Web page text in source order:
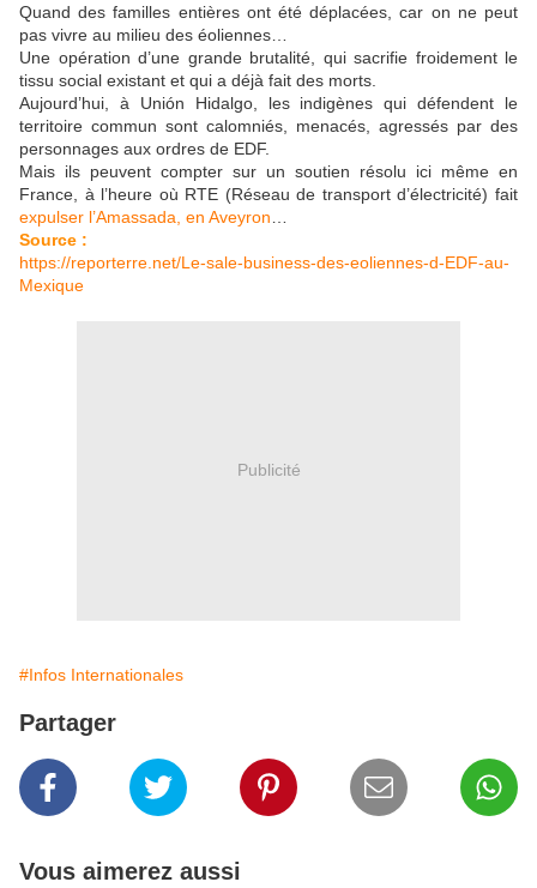
Quand des familles entières ont été déplacées, car on ne peut
pas vivre au milieu des éoliennes…
Une opération d’une grande brutalité, qui sacrifie froidement le
tissu social existant et qui a déjà fait des morts.
Aujourd’hui, à Unión Hidalgo, les indigènes qui défendent le
territoire commun sont calomniés, menacés, agressés par des
personnages aux ordres de EDF.
Mais ils peuvent compter sur un soutien résolu ici même en
France, à l’heure où RTE (Réseau de transport d’électricité) fait
expulser l’Amassada, en Aveyron
Source :
https://reporterre.net/Le-sale-business-des-eoliennes-d-EDF-au-
Mexique
Publicité
#Infos Internationales
Partager
Vous aimerez aussi